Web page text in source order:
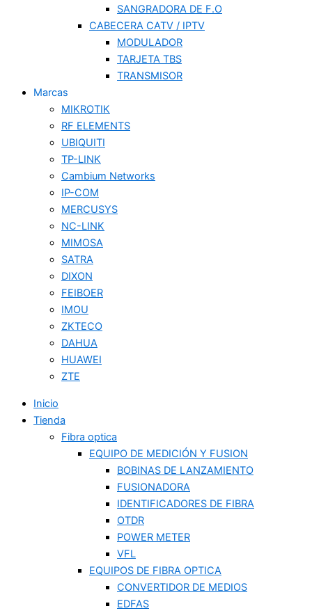
SANGRADORA DE F.O
CABECERA CATV / IPTV
MODULADOR
TARJETA TBS
TRANSMISOR
Marcas
MIKROTIK
RF ELEMENTS
UBIQUITI
TP-LINK
Cambium Networks
IP-COM
MERCUSYS
NC-LINK
MIMOSA
SATRA
DIXON
FEIBOER
IMOU
ZKTECO
DAHUA
HUAWEI
ZTE
Inicio
Tienda
Fibra optica
EQUIPO DE MEDICIÓN Y FUSION
BOBINAS DE LANZAMIENTO
FUSIONADORA
IDENTIFICADORES DE FIBRA
OTDR
POWER METER
VFL
EQUIPOS DE FIBRA OPTICA
CONVERTIDOR DE MEDIOS
EDFAS